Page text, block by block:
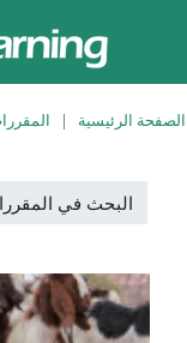
الدراسية SAFE TRADE
البحث